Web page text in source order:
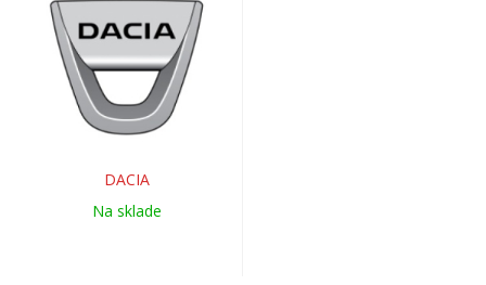
DACIA
Na sklade